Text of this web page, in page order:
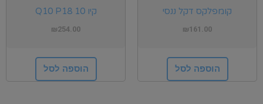
קומפלקס דקל ננסי
₪161.00
הוספה לסל
קיו 10 Q10 P18
₪254.00
הוספה לסל